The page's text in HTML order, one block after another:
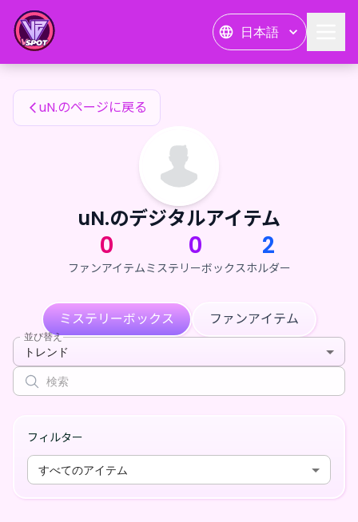
日本語
uN.のファンアイテム
uN.のページに戻る
uN.のデジタルアイテム
0
ファンアイテム
0
ミステリーボックス
2
ホルダー
ミステリーボックス ファンアイテム
並び替え
トレンド
フィルター
すべてのアイテム
uN.のファンアイテム — 24karat